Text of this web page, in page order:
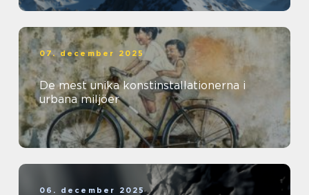
07. december 2025
De mest unika konstinstallationerna i
urbana miljöer
06. december 2025